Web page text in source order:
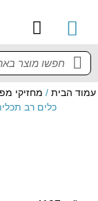
עמוד הבית / מחזיקי
כלים רב